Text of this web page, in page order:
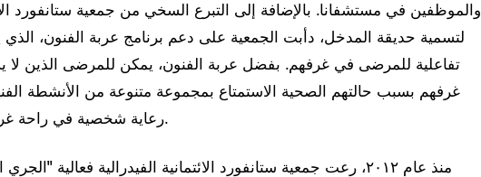
والموظفين في مستشفانا. بالإضافة إلى التبرع السخي من جمعية ستانفورد
لتسمية حديقة المدخل، دأبت الجمعية على دعم برنامج عربة الفنون، الذي
تفاعلية للمرضى في غرفهم. بفضل عربة الفنون، يمكن للمرضى الذين لا
غرفهم بسبب حالتهم الصحية الاستمتاع بمجموعة متنوعة من الأنشطة
رعاية شخصية في راحة غرفهم بالمستشفى.
منذ عام ٢٠١٢، رعت جمعية ستانفورد الائتمانية الفيدرالية فعالية